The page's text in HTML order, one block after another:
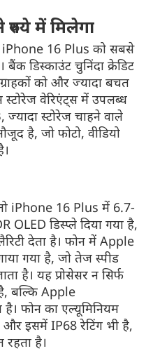
रुपये में मिलेगा
iPhone 16 Plus को सबसे
डिस्काउंट चुनिंदा क्रेडिट
को और ज्यादा बचत
स्टोरेज वेरिएंट्समें उपलब्ध
, ज्यादा स्टोरेज चाहने वाले
है, जो फोटो, वीडियो
।
iPhone 16 Plus में 6.7-
OLED डिस्प्ले दिया गया है,
देता है। फोन में Apple
गया है, जो तेज स्पीड
है। यह प्रोसेसर न सिर्फ
बल्कि Apple
है। फोन का एल्यूमिनियम
और इसमें IP68रेटिंग भी है,
है।